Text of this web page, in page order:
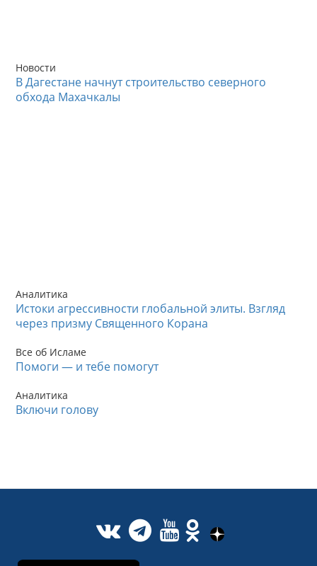
Новости
В Дагестане начнут строительство северного
обхода Махачкалы
Аналитика
Истоки агрессивности глобальной элиты. Взгляд
через призму Священного Корана
Все об Исламе
Помоги — и тебе помогут
Аналитика
Включи голову